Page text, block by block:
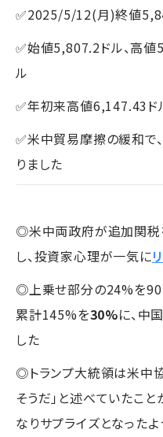
✅2025/5/12(月)終値
✅始値5,807.2ドル、高
ル
✅年初来高値6,147.43ド
✅米中貿易摩擦の緩和で
りました
◎米中両政府が追加関税
し、投資家心理が一気に
◎上乗せ部分の24%を90
累計145%を30%に、中
した
◎トランプ大統領は米中
そうだ」と述べていたこ
なりサプライズとなったよ